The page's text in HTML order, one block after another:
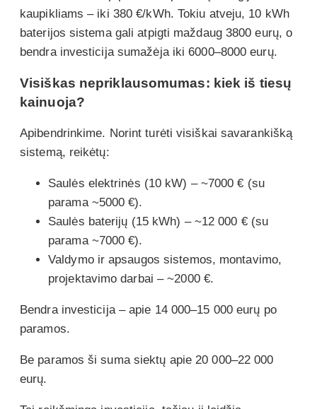
kaupikliams – iki 380 €/kWh. Tokiu atveju, 10 kWh
baterijos sistema gali atpigti maždaug 3800 eurų, o
bendra investicija sumažėja iki 6000–8000 eurų.
Visiškas nepriklausomumas: kiek iš tiesų
kainuoja?
Apibendrinkime. Norint turėti visiškai savarankišką
sistemą, reikėtų:
Saulės elektrinės (10 kW) – ~7000 € (su
parama ~5000 €).
Saulės baterijų (15 kWh) – ~12 000 € (su
parama ~7000 €).
Valdymo ir apsaugos sistemos, montavimo,
projektavimo darbai – ~2000 €.
Bendra investicija – apie 14 000–15 000 eurų po
paramos.
Be paramos ši suma siektų apie 20 000–22 000
eurų.